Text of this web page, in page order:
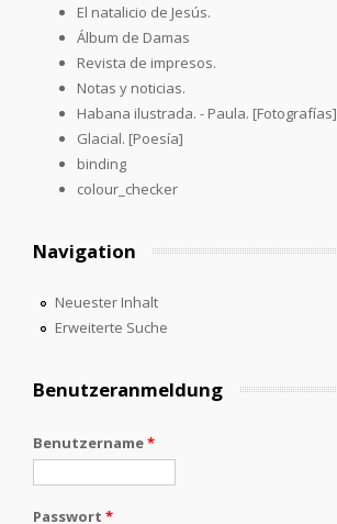
El natalicio de Jesús.
Álbum de Damas
Revista de impresos.
Notas y noticias.
Habana ilustrada. - Paula. [Fotografías]
Glacial. [Poesía]
binding
colour_checker
Navigation
Neuester Inhalt
Erweiterte Suche
Benutzeranmeldung
Benutzername*
Passwort *